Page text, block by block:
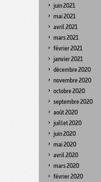
juin 2021
mai 2021
avril 2021
mars 2021
février 2021
janvier 2021
décembre 2020
novembre 2020
octobre 2020
septembre 2020
août 2020
juillet 2020
juin 2020
mai 2020
avril 2020
mars 2020
février 2020